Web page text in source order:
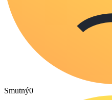
Smutný0